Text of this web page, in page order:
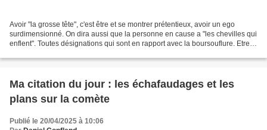
Avoir "la grosse tête", c'est être et se montrer prétentieux, avoir un ego
surdimensionné. On dira aussi que la personne en cause a "les chevilles qui
enflent". Toutes désignations qui sont en rapport avec la boursouflure. Etre
Ma citation du jour : les échafaudages et les
plans sur la comète
Publié le 20/04/2025 à 10:06